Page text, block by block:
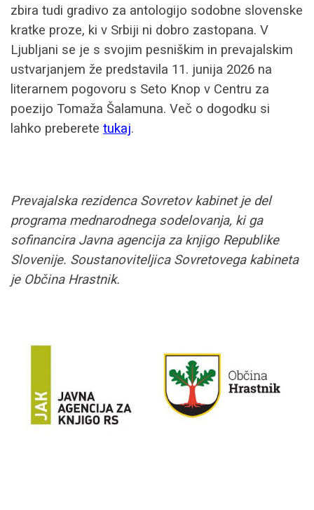
zbira tudi gradivo za antologijo sodobne slovenske
kratke proze, ki v Srbiji ni dobro zastopana. V
Ljubljani se je s svojim pesniškim in prevajalskim
ustvarjanjem že predstavila 11. junija 2026 na
literarnem pogovoru s Seto Knop v Centru za
poezijo Tomaža Šalamuna. Več o dogodku si
lahko preberete tukaj.
Prevajalska rezidenca Sovretov kabinet je del
programa mednarodnega sodelovanja, ki ga
sofinancira Javna agencija za knjigo Republike
Slovenije. Soustanoviteljica Sovretovega kabineta
je Občina Hrastnik.